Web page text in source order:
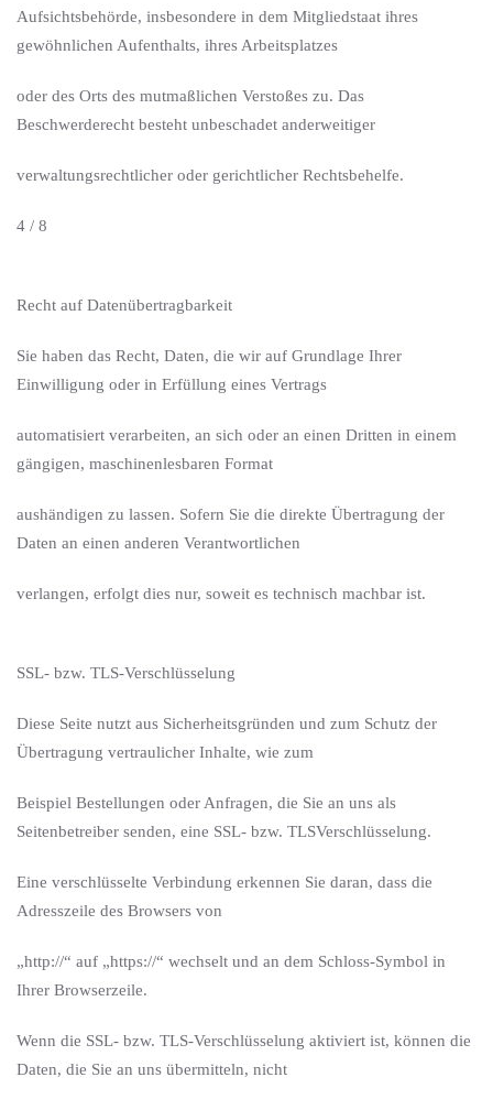
Aufsichtsbehörde, insbesondere in dem Mitgliedstaat ihres
gewöhnlichen Aufenthalts, ihres Arbeitsplatzes
oder des Orts des mutmaßlichen Verstoßes zu. Das
Beschwerderecht besteht unbeschadet anderweitiger
verwaltungsrechtlicher oder gerichtlicher Rechtsbehelfe.
4 / 8
Recht auf Datenübertragbarkeit
Sie haben das Recht, Daten, die wir auf Grundlage Ihrer
Einwilligung oder in Erfüllung eines Vertrags
automatisiert verarbeiten, an sich oder an einen Dritten in einem
gängigen, maschinenlesbaren Format
aushändigen zu lassen. Sofern Sie die direkte Übertragung der
Daten an einen anderen Verantwortlichen
verlangen, erfolgt dies nur, soweit es technisch machbar ist.
SSL- bzw. TLS-Verschlüsselung
Diese Seite nutzt aus Sicherheitsgründen und zum Schutz der
Übertragung vertraulicher Inhalte, wie zum
Beispiel Bestellungen oder Anfragen, die Sie an uns als
Seitenbetreiber senden, eine SSL- bzw. TLSVerschlüsselung.
Eine verschlüsselte Verbindung erkennen Sie daran, dass die
Adresszeile des Browsers von
„http://“ auf „https://“ wechselt und an dem Schloss-Symbol in
Ihrer Browserzeile.
Wenn die SSL- bzw. TLS-Verschlüsselung aktiviert ist, können die
Daten, die Sie an uns übermitteln, nicht